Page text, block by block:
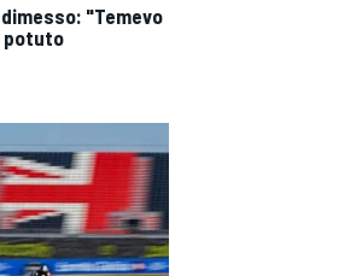
"Temevo
potuto